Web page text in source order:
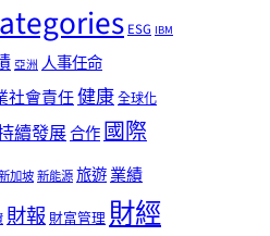
ESG IBM
亞洲 人事任命
社會責任健康全球化
續發展合作國際
加坡新能源旅遊業績
財報 財富管理財經